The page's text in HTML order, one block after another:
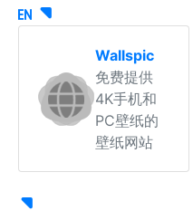
Wallspic
免费提供
4K手机和
PC壁纸的
壁纸网站